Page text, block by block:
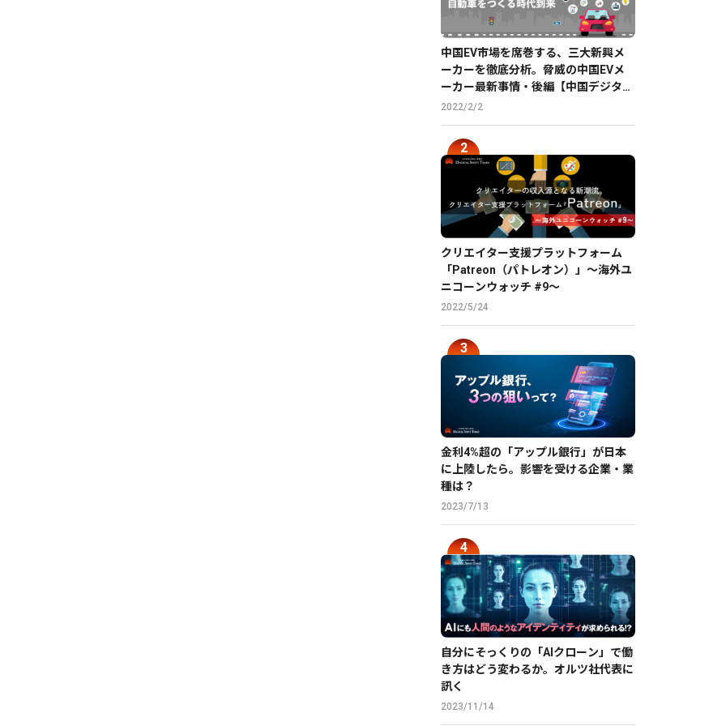
中国EV市場を席巻する、三大新興メ
ーカーを徹底分析。脅威の中国EVメ
ーカー最新事情・後編【中国デジタル
企業最前線】
2022/2/2
クリエイター支援プラットフォーム
「Patreon（パトレオン）」〜海外ユ
ニコーンウォッチ #9〜
2022/5/24
金利4%超の「アップル銀行」が日本
に上陸したら。影響を受ける企業・業
種は？
2023/7/13
自分にそっくりの「AIクローン」で働
き方はどう変わるか。オルツ社代表に
訊く
2023/11/14